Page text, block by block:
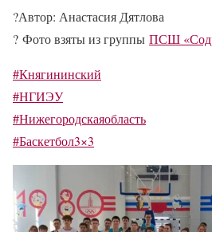
?Автор: Анастасия Дятлова
? Фото взяты из группы ПСШ
#Княгининский
#НГИЭУ
#Нижегородскаяобласть
#Баскетбол3×3